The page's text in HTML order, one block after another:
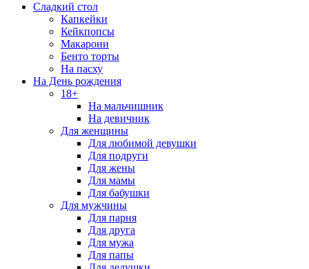
Сладкий стол
Капкейки
Кейкпопсы
Макарони
Бенто торты
На пасху
На День рождения
18+
На мальчишник
На девичник
Для женщины
Для любимой девушки
Для подруги
Для жены
Для мамы
Для бабушки
Для мужчины
Для парня
Для друга
Для мужа
Для папы